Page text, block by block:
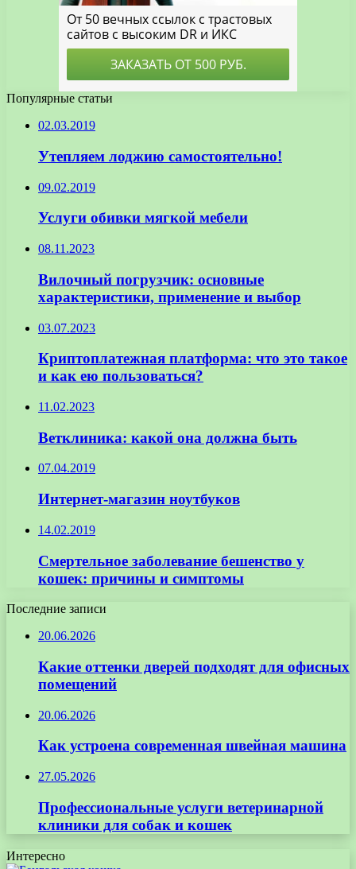
Популярные статьи
02.03.2019
Утепляем лоджию самостоятельно!
09.02.2019
Услуги обивки мягкой мебели
08.11.2023
Вилочный погрузчик: основные
характеристики, применение и выбор
03.07.2023
Криптоплатежная платформа: что это такое
и как ею пользоваться?
11.02.2023
Ветклиника: какой она должна быть
07.04.2019
Интернет-магазин ноутбуков
14.02.2019
Смертельное заболевание бешенство у
кошек: причины и симптомы
Последние записи
20.06.2026
Какие оттенки дверей подходят для офисных
помещений
20.06.2026
Как устроена современная швейная машина
27.05.2026
Профессиональные услуги ветеринарной
клиники для собак и кошек
Интересно